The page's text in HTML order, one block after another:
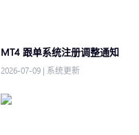
MT4 跟单系统注册调整通知
2026-07-09 | 系统更新